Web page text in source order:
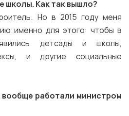
школы. Как так вышло?
Но в 2015 году меня
именно для этого: чтобы в
детсады и школы,
и другие социальные
вообще работали министром